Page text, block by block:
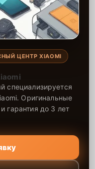
ЦЕНТР XIAOMI
специализируется
Оригинальные
гарантия до 3 лет